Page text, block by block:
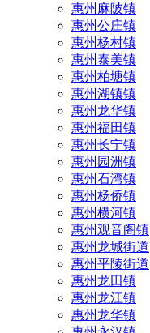
惠州麻陂镇
惠州公庄镇
惠州杨村镇
惠州泰美镇
惠州柏塘镇
惠州湖镇镇
惠州龙华镇
惠州福田镇
惠州长宁镇
惠州园洲镇
惠州石湾镇
惠州杨侨镇
惠州横河镇
惠州观音阁镇
惠州龙城街道
惠州平陵街道
惠州龙田镇
惠州龙江镇
惠州龙华镇